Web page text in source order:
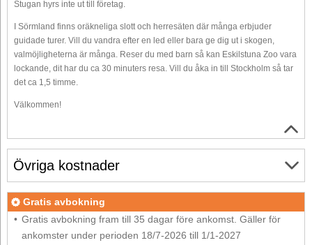
Stugan hyrs inte ut till företag.
I Sörmland finns oräkneliga slott och herresäten där många erbjuder
guidade turer. Vill du vandra efter en led eller bara ge dig ut i skogen,
valmöjligheterna är många. Reser du med barn så kan Eskilstuna Zoo vara
lockande, dit har du ca 30 minuters resa. Vill du åka in till Stockholm så tar
det ca 1,5 timme.
Välkommen!
Övriga kostnader
Gratis avbokning
Gratis avbokning fram till 35 dagar före ankomst. Gäller för
ankomster under perioden 18/7-2026 till 1/1-2027